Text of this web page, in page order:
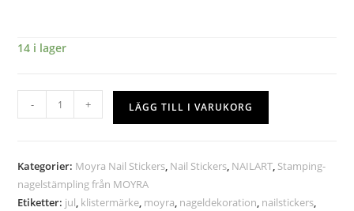
14 i lager
- + LÄGG TILL I VARUKORG
Kategorier: Moyra Nail Stickers, Nail Stickers, NAILART, Stamping-
nagelstämpling från MOYRA
Etiketter: jul, klistermärke, moyra, nageldekoration, nailstickers,